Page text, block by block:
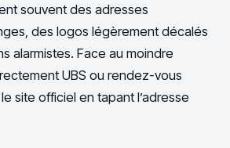
souvent des adresses
des logos légèrement décalés
alarmistes. Face au moindre
UBS ou rendez-vous
site officiel en tapant l’adresse